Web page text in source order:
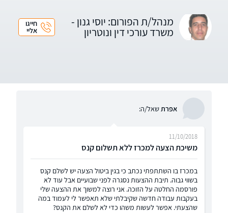
מנהל/ת הפורום: יוסי גנון -
משרד עורכי דין ונוטריון
חייגו
אליי
אפרת שאל/ה:
משיכת הצעה למכרז ללא תשלום קנס
11/10/2018
במכרז בו השתתפתי נכתב כי בגין ביטול הצעה יש לשלם קנס
בשווי גבוה. תיבת ההצעות נסגרה לפני שבועיים אבל עוד לא
פורסמה החלטה על הזוכה. אני רוצה למשוך את ההצעה שלי
בעקבות עבודה חדשה שקיבלתי שלא תאפשר לי לעמוד במה
שהצעתי. אפשר לעשות משהו כדי לא לשלם את הקנס?